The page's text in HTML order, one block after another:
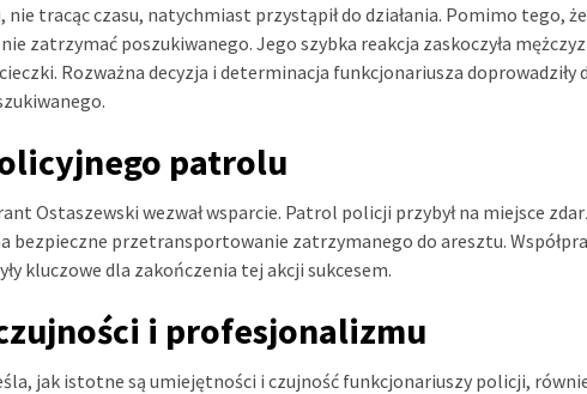
tracąc czasu, natychmiast przystąpił do działania. Pomimo tego, że
zatrzymać poszukiwanego. Jego szybka reakcja zaskoczyła
Rozważna decyzja i determinacja funkcjonariusza doprowadziły
patrolu
Ostaszewski wezwał wsparcie. Patrol policji przybył na miejsce
bezpieczne przetransportowanie zatrzymanego do aresztu.
kluczowe dla zakończenia tej akcji sukcesem.
i profesjonalizmu
jak istotne są umiejętności i czujność funkcjonariuszy policji,